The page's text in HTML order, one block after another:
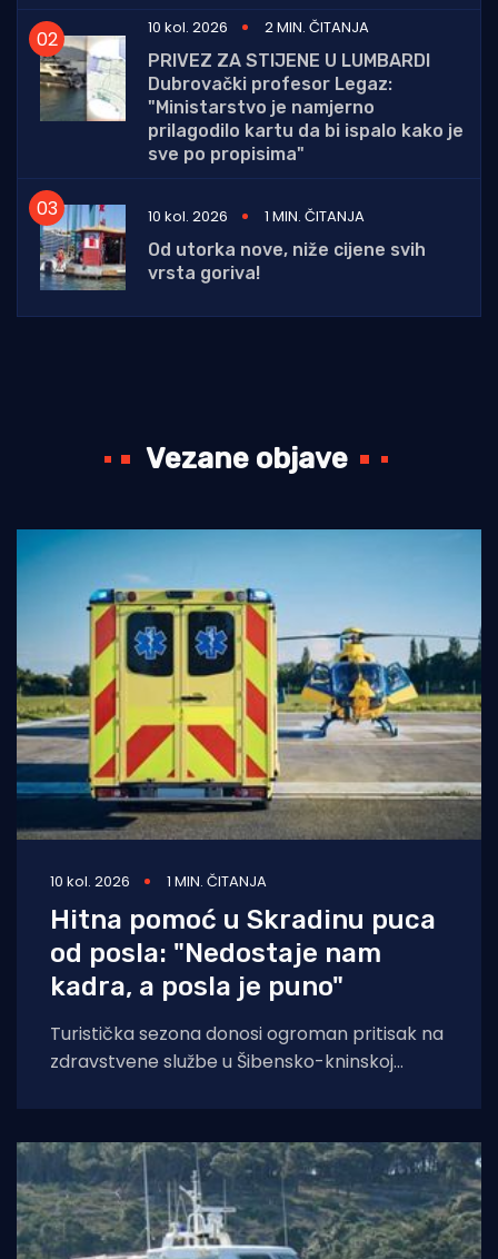
10 kol. 2026
2 MIN. ČITANJA
PRIVEZ ZA STIJENE U LUMBARDI
Dubrovački profesor Legaz:
"Ministarstvo je namjerno
prilagodilo kartu da bi ispalo kako je
sve po propisima"
10 kol. 2026
1 MIN. ČITANJA
Od utorka nove, niže cijene svih
vrsta goriva!
Vezane objave
10 kol. 2026 1 MIN. ČITANJA
Hitna pomoć u Skradinu puca
od posla: "Nedostaje nam
kadra, a posla je puno"
Turistička sezona donosi ogroman pritisak na
zdravstvene službe u Šibensko-kninskoj